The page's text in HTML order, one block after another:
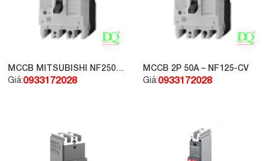
MCCB MITSUBISHI NF250-
CW 2P 225A
Giá:0933172028
MCCB 2P 50A – NF125-CV
Giá:0933172028